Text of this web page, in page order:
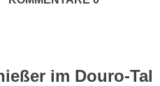
im Douro-Tal